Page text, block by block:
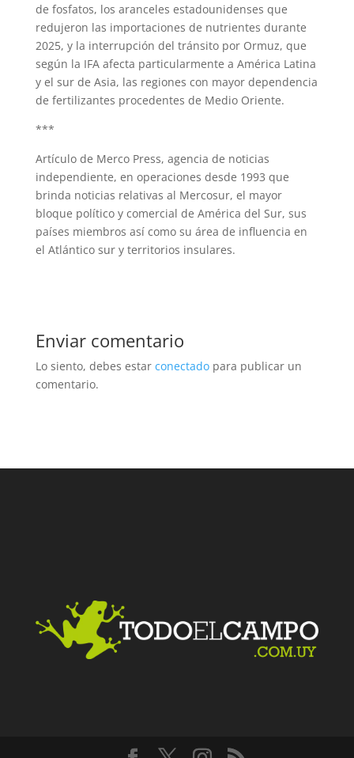
de fosfatos, los aranceles estadounidenses que
redujeron las importaciones de nutrientes durante
2025, y la interrupción del tránsito por Ormuz, que
según la IFA afecta particularmente a América Latina
y el sur de Asia, las regiones con mayor dependencia
de fertilizantes procedentes de Medio Oriente.
***
Artículo de Merco Press, agencia de noticias
independiente, en operaciones desde 1993 que
brinda noticias relativas al Mercosur, el mayor
bloque político y comercial de América del Sur, sus
países miembros así como su área de influencia en
el Atlántico sur y territorios insulares.
Enviar comentario
Lo siento, debes estar conectadopara publicar un
comentario.
Facebook